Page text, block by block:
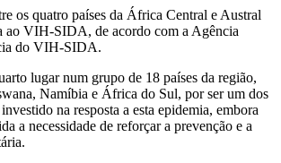
os quatro países da África Central e Austral
ao VIH-SIDA, de acordo com a Agência
do VIH-SIDA.
lugar num grupo de 18 países da região,
Namíbia e África do Sul, por ser um dos
na resposta a esta epidemia, embora
a necessidade de reforçar a prevenção e a